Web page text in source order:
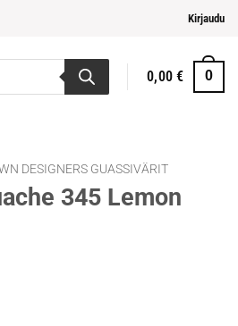
Kirjaudu
0,00€ 0
DESIGNERS GUASSIVÄRIT
345 Lemon